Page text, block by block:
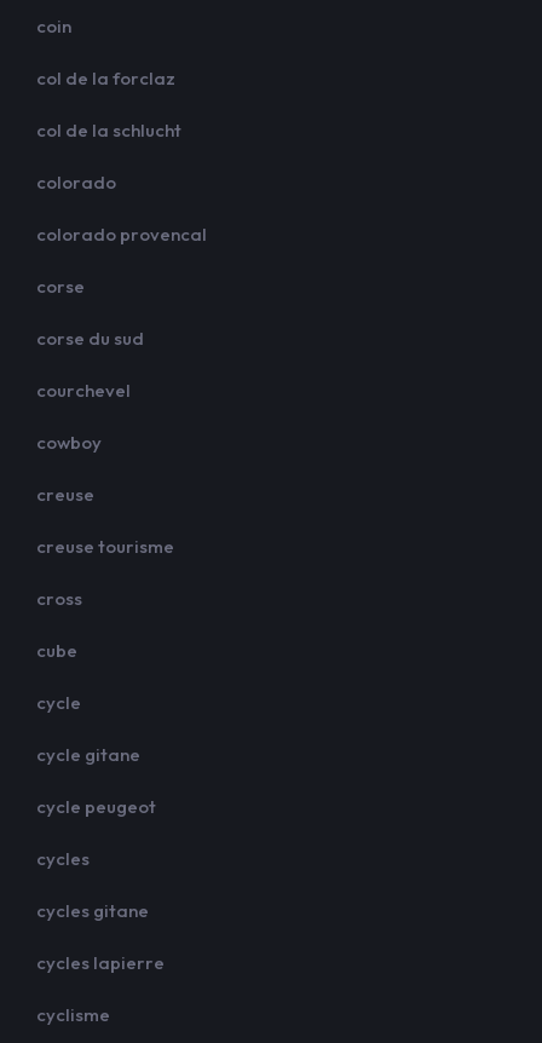
coin
col de la forclaz
col de la schlucht
colorado
colorado provencal
corse
corse du sud
courchevel
cowboy
creuse
creuse tourisme
cross
cube
cycle
cycle gitane
cycle peugeot
cycles
cycles gitane
cycles lapierre
cyclisme